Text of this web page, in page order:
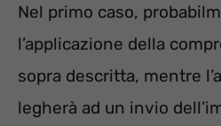
Nel primo caso,
l’applicazione della
sopra descritta, mentre
legherà ad un invio